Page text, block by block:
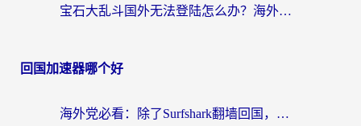
宝石大乱斗国外无法登陆怎么办？海外玩家专属加速指南（附穿越火线原野传说解决方案）
回国加速器哪个好
海外党必看：除了Surfshark翻墙回国，这些加速器选择技巧你真的懂吗？